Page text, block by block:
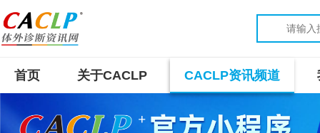
首页 关于CACLP CACLP资讯频道